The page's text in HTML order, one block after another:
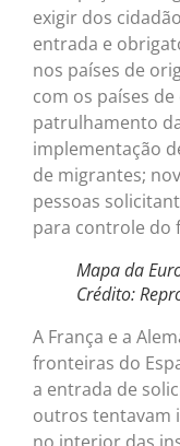
exigir dos
entrada e
nos países de
com os países
patrulhamento
implementação
de migrantes;
pessoas
para controle do
Mapa da
Crédito:
A França e a
fronteiras do
a entrada de
outros tentavam